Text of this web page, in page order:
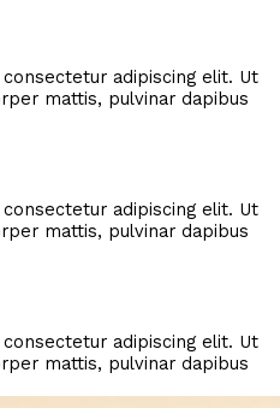
adipiscing elit. Ut
mattis, pulvinar dapibus
adipiscing elit. Ut
mattis, pulvinar dapibus
adipiscing elit. Ut
mattis, pulvinar dapibus